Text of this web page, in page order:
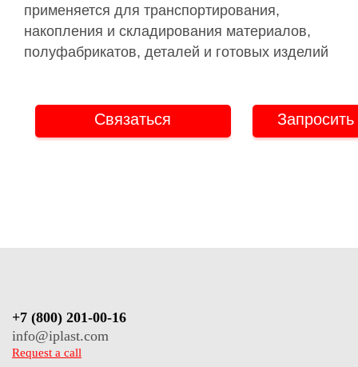
применяется для транспортирования,
накопления и складирования материалов,
полуфабрикатов, деталей и готовых изделий
Связаться
+7 (800) 201-00-16
info@iplast.com
Request a call